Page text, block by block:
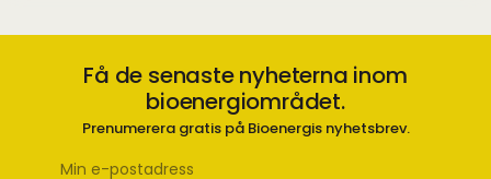
Få de senaste nyheterna inom
bioenergiområdet.
Prenumerera gratis på Bioenergis nyhetsbrev.